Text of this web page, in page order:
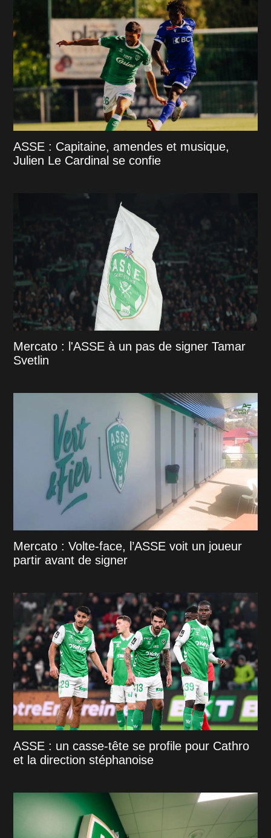
ASSE : Capitaine, amendes et musique,
Julien Le Cardinal se confie
Mercato : l'ASSE à un pas de signer Tamar
Svetlin
Mercato : Volte-face, l’ASSE voit un joueur
partir avant de signer
ASSE : un casse-tête se profile pour Cathro
et la direction stéphanoise